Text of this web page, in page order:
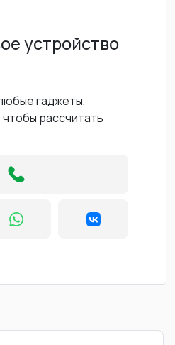
устройство
гаджеты,
рассчитать